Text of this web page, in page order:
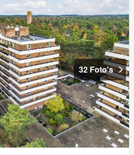
32 Foto's